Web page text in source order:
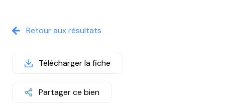
IMMOBILIER
IMMOBILIER
NEUF
Retour aux résultats
Télécharger la fiche
Partager ce bien